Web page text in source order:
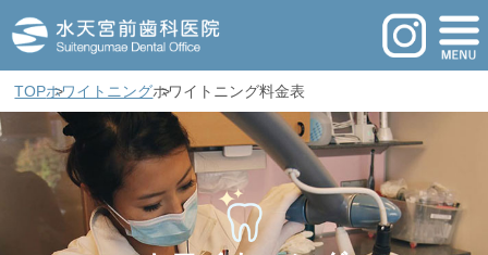
TOPホワイトニングホワイトニング料金表